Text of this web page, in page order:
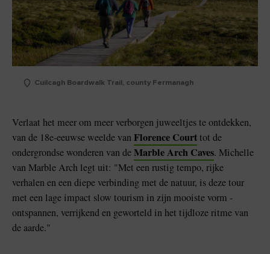
Cuilcagh Boardwalk Trail, county Fermanagh
Verlaat het meer om meer verborgen juweeltjes te ontdekken,
van de 18e-eeuwse weelde vanFlorence Courttot de
ondergrondse wonderen van deMarble Arch Caves. Michelle
van Marble Arch legt uit: "Met een rustig tempo, rijke
verhalen en een diepe verbinding met de natuur, is deze tour
met een lage impact slow tourism in zijn mooiste vorm -
ontspannen, verrijkend en geworteld in het tijdloze ritme van
de aarde."